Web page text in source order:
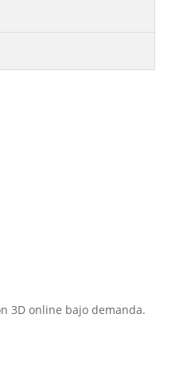
3D online bajo demanda.